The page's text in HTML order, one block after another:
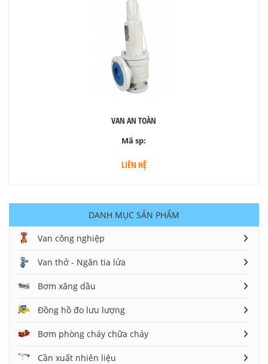
VAN AN TOÀN
Mã sp:
LIÊN HỆ
DANH MỤC SẢN PHẨM
Van công nghiệp
Van thở - Ngăn tia lửa
Bơm xăng dầu
Đồng hồ đo lưu lượng
Bơm phòng cháy chữa cháy
Cần xuất nhiên liệu